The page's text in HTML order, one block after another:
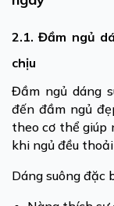
2.1. Đầm ngủ
chịu
Đầm ngủ dáng
đến đầm ngủ
theo cơ thể giúp
khi ngủ đều
Dáng suông đặc